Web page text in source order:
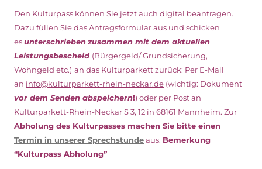
Den Kulturpass können Sie jetzt auch digital beantragen.
Dazu füllen Sie das Antragsformular aus und schicken
esunterschriebenzusammen mit dem aktuellen
Leistungsbescheid (Bürgergeld/ Grundsicherung,
Wohngeld etc.) an das Kulturparkett zurück: Per E-Mail
an info@kulturparkett-rhein-neckar.de (wichtig: Dokument
vor dem Senden abspeichern!) oder per Post an
Kulturparkett-Rhein-Neckar S 3, 12 in 68161 Mannheim. Zur
Abholung des Kulturpasses machen Sie bitte einen
Termin in unserer Sprechstundeaus. Bemerkung
“Kulturpass Abholung”